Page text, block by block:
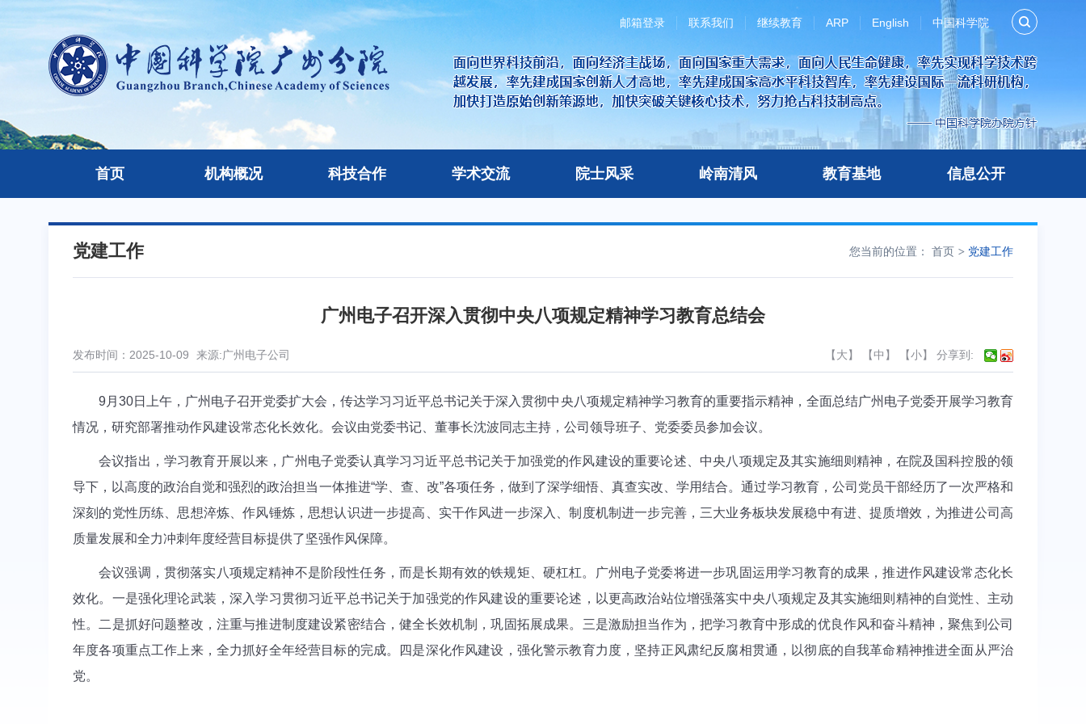
邮箱登录 联系我们 继续教育 ARP English 中国科学院
首页 机构概况 科技合作 学术交流 院士风采 岭南清风 教育基地 信息公开
您当前的位置： 首页 党建工作
党建工作
广州电子召开深入贯彻中央八项规定精神学习教育总结会
发布时间：2025-10-09 来源:广州电子公司 【大】 【中 】 【小】 分享到:
9月30日上午，广州电子召开党委扩大会，传达学习习近平总书记关于深入贯彻中央八项规定精神学习教育的重要指示精神，全面总结广州电子党委开展学习教育
情况，研究部署推动作风建设常态化长效化。会议由党委书记、董事长沈波同志主持，公司领导班子、党委委员参加会议。
会议指出，学习教育开展以来，广州电子党委认真学习习近平总书记关于加强党的作风建设的重要论述、中央八项规定及其实施细则精神，在院及国科控股的领
导下，以高度的政治自觉和强烈的政治担当一体推进“学、查、改”各项任务，做到了深学细悟、真查实改、学用结合。通过学习教育，公司党员干部经历了一次严格和
深刻的党性历练、思想淬炼、作风锤炼，思想认识进一步提高、实干作风进一步深入、制度机制进一步完善，三大业务板块发展稳中有进、提质增效，为推进公司高
质量发展和全力冲刺年度经营目标提供了坚强作风保障。
会议强调，贯彻落实八项规定精神不是阶段性任务，而是长期有效的铁规矩、硬杠杠。广州电子党委将进一步巩固运用学习教育的成果，推进作风建设常态化长
效化。一是强化理论武装，深入学习贯彻习近平总书记关于加强党的作风建设的重要论述，以更高政治站位增强落实中央八项规定及其实施细则精神的自觉性、主动
性。二是抓好问题整改，注重与推进制度建设紧密结合，健全长效机制，巩固拓展成果。三是激励担当作为，把学习教育中形成的优良作风和奋斗精神，聚焦到公司
年度各项重点工作上来，全力抓好全年经营目标的完成。四是深化作风建设，强化警示教育力度，坚持正风肃纪反腐相贯通，以彻底的自我革命精神推进全面从严治
党。